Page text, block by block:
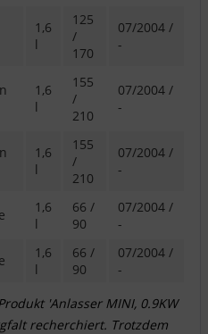
1,6
l
125
/
170
07/2004 /
-
1,6
l
155
/
210
07/2004 /
-
1,6
l
155
/
210
07/2004 /
-
1,6
l
66 /
90
07/2004 /
-
1,6
l
66 /
90
07/2004 /
-
'Anlasser MINI, 0.9KW
recherchiert. Trotzdem